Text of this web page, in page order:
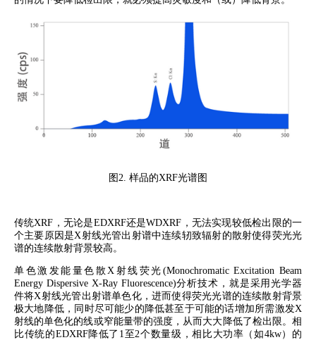
图 2. 样品的XRF光谱图
传统XRF ，无论是EDXRF还是WDXRF ，无法实现较低检出限的一
个主要原因是X射线光管出射谱中连续轫致辐射的散射使得荧光光
谱的连续散射背景较高。
单色激发能量色散X 射线荧光 (Monochromatic Excitation Beam
Energy Dispersive X-Ray Fluorescence)分析技术，就是采用光学器
件将X射线光管出射谱单色化，进而使得荧光光谱的连续散射背景
极大地降低，同时尽可能少的降低甚至于可能的话增加所需激发X
射线的单色化的线或窄能量带的强度，从而大大降低了检出限。相
比传统的EDXRF降低了 1 至 2个数量级，相比大功率（如4kw）的